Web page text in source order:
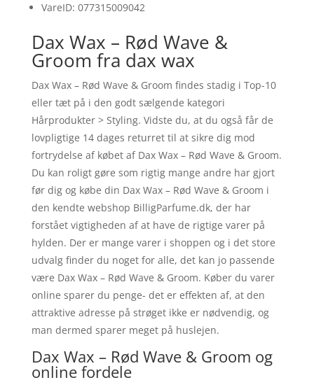
VareID: 077315009042
Dax Wax – Rød Wave &
Groom fra dax wax
Dax Wax – Rød Wave & Groom findes stadig i Top-10
eller tæt på i den godt sælgende kategori
Hårprodukter > Styling. Vidste du, at du også får de
lovpligtige 14 dages returret til at sikre dig mod
fortrydelse af købet af Dax Wax – Rød Wave & Groom.
Du kan roligt gøre som rigtig mange andre har gjort
før dig og købe din Dax Wax – Rød Wave & Groom i
den kendte webshop BilligParfume.dk, der har
forstået vigtigheden af at have de rigtige varer på
hylden. Der er mange varer i shoppen og i det store
udvalg finder du noget for alle, det kan jo passende
være Dax Wax – Rød Wave & Groom. Køber du varer
online sparer du penge- det er effekten af, at den
attraktive adresse på strøget ikke er nødvendig, og
man dermed sparer meget på huslejen.
Dax Wax – Rød Wave & Groom og
online fordele